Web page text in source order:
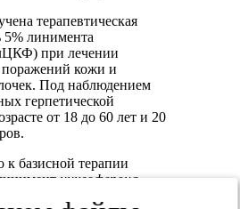
терапевтическая
5% линимента
при лечении
поражений кожи и
Под наблюдением
герпетической
от 18 до 60 лет и 20
к базисной терапии
циклоферона